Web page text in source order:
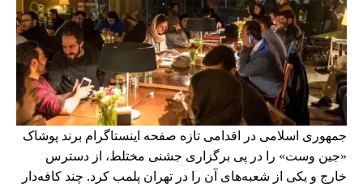
جمهوری اسلامی در اقدامی تازه صفحه اینستاگرام برند پوشاک
«جین وست» را در پی برگزاری جشنی مختلط، از دسترس
خارج و یکی از شعبه‌های آن را در تهران پلمب کرد. چند کافه‌‌دار